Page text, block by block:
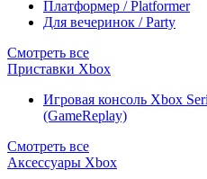
Платформер / Platformer
Для вечеринок / Party
Смотреть все
Приставки Xbox
Игровая консоль Xbox
(GameReplay)
Смотреть все
Аксессуары Xbox